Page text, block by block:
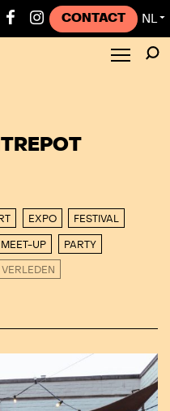
● 🍉 STOP GENOCIDE
CONTACT NL ▼
EXPO FESTIVAL
MEET-UP PARTY
VERLEDEN